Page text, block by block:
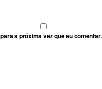
a próxima vez que eu comentar.